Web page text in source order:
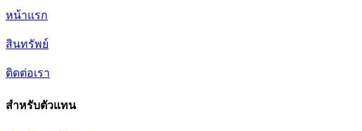
หน้าแรก
สินทรัพย์
ติดต่อเรา
สำหรับตัวแทน